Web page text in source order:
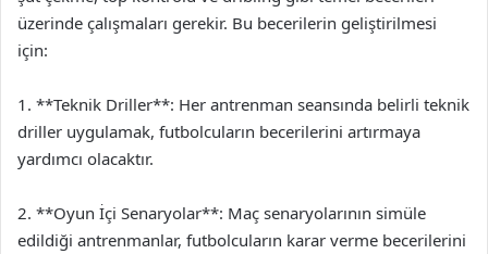
üzerinde çalışmaları gerekir. Bu becerilerin geliştirilmesi
için:
1. **Teknik Driller**: Her antrenman seansında belirli teknik
driller uygulamak, futbolcuların becerilerini artırmaya
yardımcı olacaktır.
2. **Oyun İçi Senaryolar**: Maç senaryolarının simüle
edildiği antrenmanlar, futbolcuların karar verme becerilerini